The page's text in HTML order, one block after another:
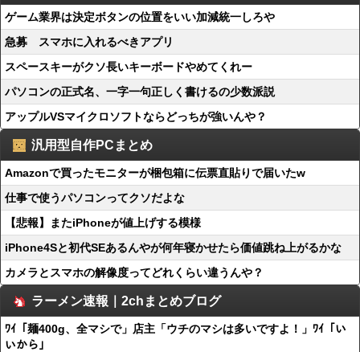
ゲーム業界は決定ボタンの位置をいい加減統一しろや
急募 スマホに入れるべきアプリ
スペースキーがクソ長いキーボードやめてくれー
パソコンの正式名、一字一句正しく書けるの少数派説
アップルVSマイクロソフトならどっちが強いんや？
汎用型自作PCまとめ
Amazonで買ったモニターが梱包箱に伝票直貼りで届いたw
仕事で使うパソコンってクソだよな
【悲報】またiPhoneが値上げする模様
iPhone4Sと初代SEあるんやが何年寝かせたら価値跳ね上がるかな
カメラとスマホの解像度ってどれくらい違うんや？
ラーメン速報｜2chまとめブログ
ﾜｲ「麺400g、全マシで」店主「ウチのマシは多いですよ！」ﾜｲ「い
いから」